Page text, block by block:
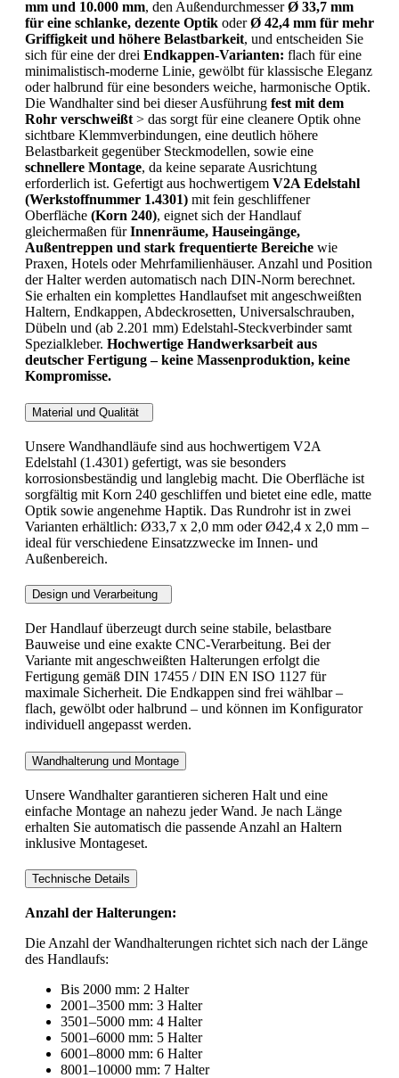
mm und 10.000 mm, den AußendurchmesserØ 33,7 mm
für eine schlanke, dezente Optik oderØ 42,4 mm für mehr
Griffigkeit und höhere Belastbarkeit, und entscheiden Sie
sich für eine der drei Endkappen-Varianten: flach für eine
minimalistisch-moderne Linie, gewölbt für klassische Eleganz
oder halbrund für eine besonders weiche, harmonische Optik.
Die Wandhalter sind bei dieser Ausführung fest mit dem
Rohr verschweißt > das sorgt für eine cleanere Optik ohne
sichtbare Klemmverbindungen, eine deutlich höhere
Belastbarkeit gegenüber Steckmodellen, sowie eine
schnellere Montage, da keine separate Ausrichtung
erforderlich ist. Gefertigt aus hochwertigem V2A Edelstahl
(Werkstoffnummer 1.4301) mit fein geschliffener
Oberfläche (Korn 240), eignet sich der Handlauf
gleichermaßen fürInnenräume, Hauseingänge,
Außentreppen und stark frequentierte Bereiche wie
Praxen, Hotels oder Mehrfamilienhäuser. Anzahl und Position
der Halter werden automatisch nach DIN-Norm berechnet.
Sie erhalten ein komplettes Handlaufset mit angeschweißten
Haltern, Endkappen, Abdeckrosetten, Universalschrauben,
Dübeln und (ab 2.201 mm) Edelstahl-Steckverbinder samt
Spezialkleber. Hochwertige Handwerksarbeit aus
deutscher Fertigung – keine Massenproduktion, keine
Kompromisse.
Material und Qualität
Unsere Wandhandläufe sind aus hochwertigem V2A
Edelstahl (1.4301) gefertigt, was sie besonders
korrosionsbeständig und langlebig macht. Die Oberfläche ist
sorgfältig mit Korn 240 geschliffen und bietet eine edle, matte
Optik sowie angenehme Haptik. Das Rundrohr ist in zwei
Varianten erhältlich: Ø33,7 x 2,0 mm oder Ø42,4 x 2,0 mm –
ideal für verschiedene Einsatzzwecke im Innen- und
Außenbereich.
Design und Verarbeitung
Der Handlauf überzeugt durch seine stabile, belastbare
Bauweise und eine exakte CNC-Verarbeitung. Bei der
Variante mit angeschweißten Halterungen erfolgt die
Fertigung gemäß DIN 17455 / DIN EN ISO 1127 für
maximale Sicherheit. Die Endkappen sind frei wählbar –
flach, gewölbt oder halbrund – und können im Konfigurator
individuell angepasst werden.
Wandhalterung und Montage
Unsere Wandhalter garantieren sicheren Halt und eine
einfache Montage an nahezu jeder Wand. Je nach Länge
erhalten Sie automatisch die passende Anzahl an Haltern
inklusive Montageset.
Technische Details
Anzahl der Halterungen:
Die Anzahl der Wandhalterungen richtet sich nach der Länge
des Handlaufs:
Bis 2000 mm: 2 Halter
2001–3500 mm: 3 Halter
3501–5000 mm: 4 Halter
5001–6000 mm: 5 Halter
6001–8000 mm: 6 Halter
8001–10000 mm: 7 Halter